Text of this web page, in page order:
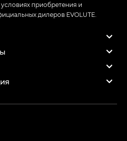
приобретения и
дилеров EVOLUTE.